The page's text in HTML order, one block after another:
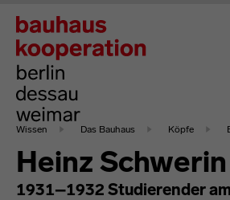
Wissen Das Bauhaus Köpfe
Heinz Schwerin
1931–1932 Studierender